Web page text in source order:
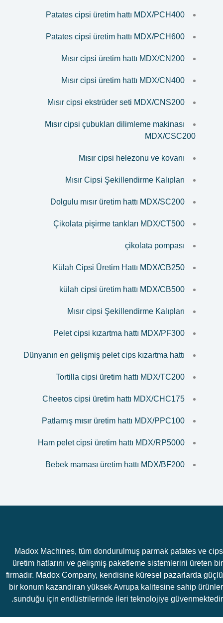
Patates cipsi üretim hattı MDX/PCH400
Patates cipsi üretim hattı MDX/PCH600
Mısır cipsi üretim hattı MDX/CN200
Mısır cipsi üretim hattı MDX/CN400
Mısır cipsi ekstrüder seti MDX/CNS200
Mısır cipsi çubukları dilimleme makinası
MDX/CSC200
Mısır cipsi helezonu ve kovanı
Mısır Cipsi Şekillendirme Kalıpları
Dolgulu mısır üretim hattı MDX/SC200
Çikolata pişirme tankları MDX/CT500
çikolata pompası
Külah Cipsi Üretim Hattı MDX/CB250
külah cipsi üretim hattı MDX/CB500
Mısır cipsi Şekillendirme Kalıpları
Pelet cipsi kızartma hattı MDX/PF300
Dünyanın en gelişmiş pelet cips kızartma hattı
Tortilla cipsi üretim hattı MDX/TC200
Cheetos cipsi üretim hattı MDX/CHC175
Patlamış mısır üretim hattı MDX/PPC100
Ham pelet cipsi üretim hattı MDX/RP5000
Bebek maması üretim hattı MDX/BF200
Madox Machines, tüm dondurulmuş parmak patates ve cips
üretim hatlarını ve gelişmiş paketleme sistemlerini üreten bir
firmadır. Madox Company, kendisine küresel pazarlarda güçlü
bir konum kazandıran yüksek Avrupa kalitesine sahip ürünler
sunduğu için endüstrilerinde ileri teknolojiye güvenmektedir.